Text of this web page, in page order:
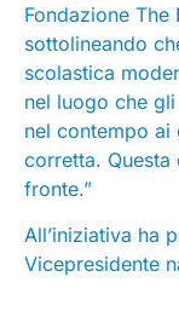
Fondazione The
sottolineando
scolastica
nel luogo che
nel contempo ai
corretta.
fronte.”
All’iniziativa ha
Vicepresidente